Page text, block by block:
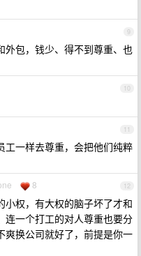
9
外包，钱少、得不到尊重、也
10
11
工一样去尊重，会把他们纯粹
12
8
权，有大权的脑子坏了才和
连一个打工的对人尊重也要分
爽换公司就好了，前提是你一